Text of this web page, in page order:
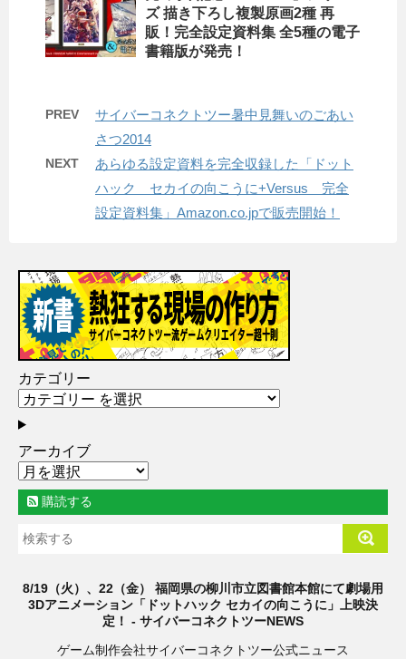
ズ 描き下ろし複製原画2種 再
販！完全設定資料集 全5種の電子
書籍版が発売！
PREV
サイバーコネクトツー暑中見舞いのごあい
さつ2014
NEXT
あらゆる設定資料を完全収録した「ドット
ハック セカイの向こうに+Versus 完全
設定資料集」Amazon.co.jpで販売開始！
カテゴリー
アーカイブ
購読する
8/19（火）、22（金） 福岡県の柳川市立図書館本館にて劇場用
3Dアニメーション「ドットハック セカイの向こうに」上映決
定！ - サイバーコネクトツーNEWS
ゲーム制作会社サイバーコネクトツー公式ニュース